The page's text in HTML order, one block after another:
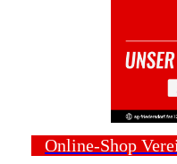
Online-Shop